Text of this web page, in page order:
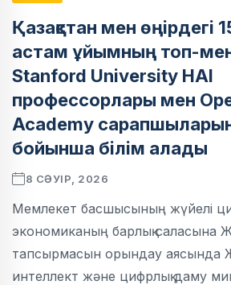
Қазақстан мен өңірдегі
астам ұйымның топ-
Stanford University HAI
профессорлары мен
Academy
бойынша білім алады
8 СӘУІР, 2026
Мемлекет басшысының жүйелі
экономиканың барлық саласына
тапсырмасын орындау аясында
интеллект және цифрлық даму